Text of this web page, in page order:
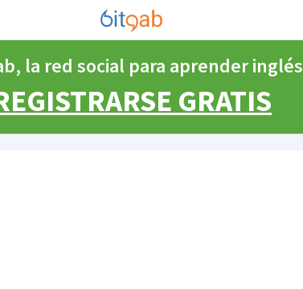
la red social para aprender inglés
GRATIS